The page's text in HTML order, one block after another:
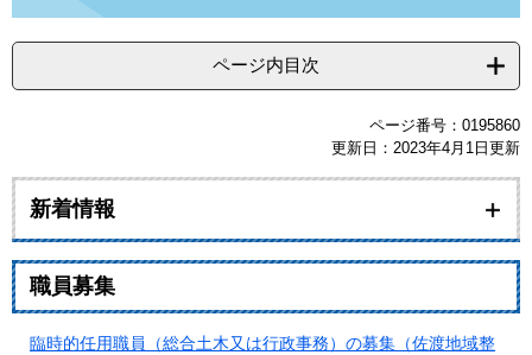
ページ内目次
ページ番号：0195860
更新日：2023年4月1日更新
新着情報
職員募集
臨時的任用職員（総合土木又は行政事務）の募集（佐渡地域整